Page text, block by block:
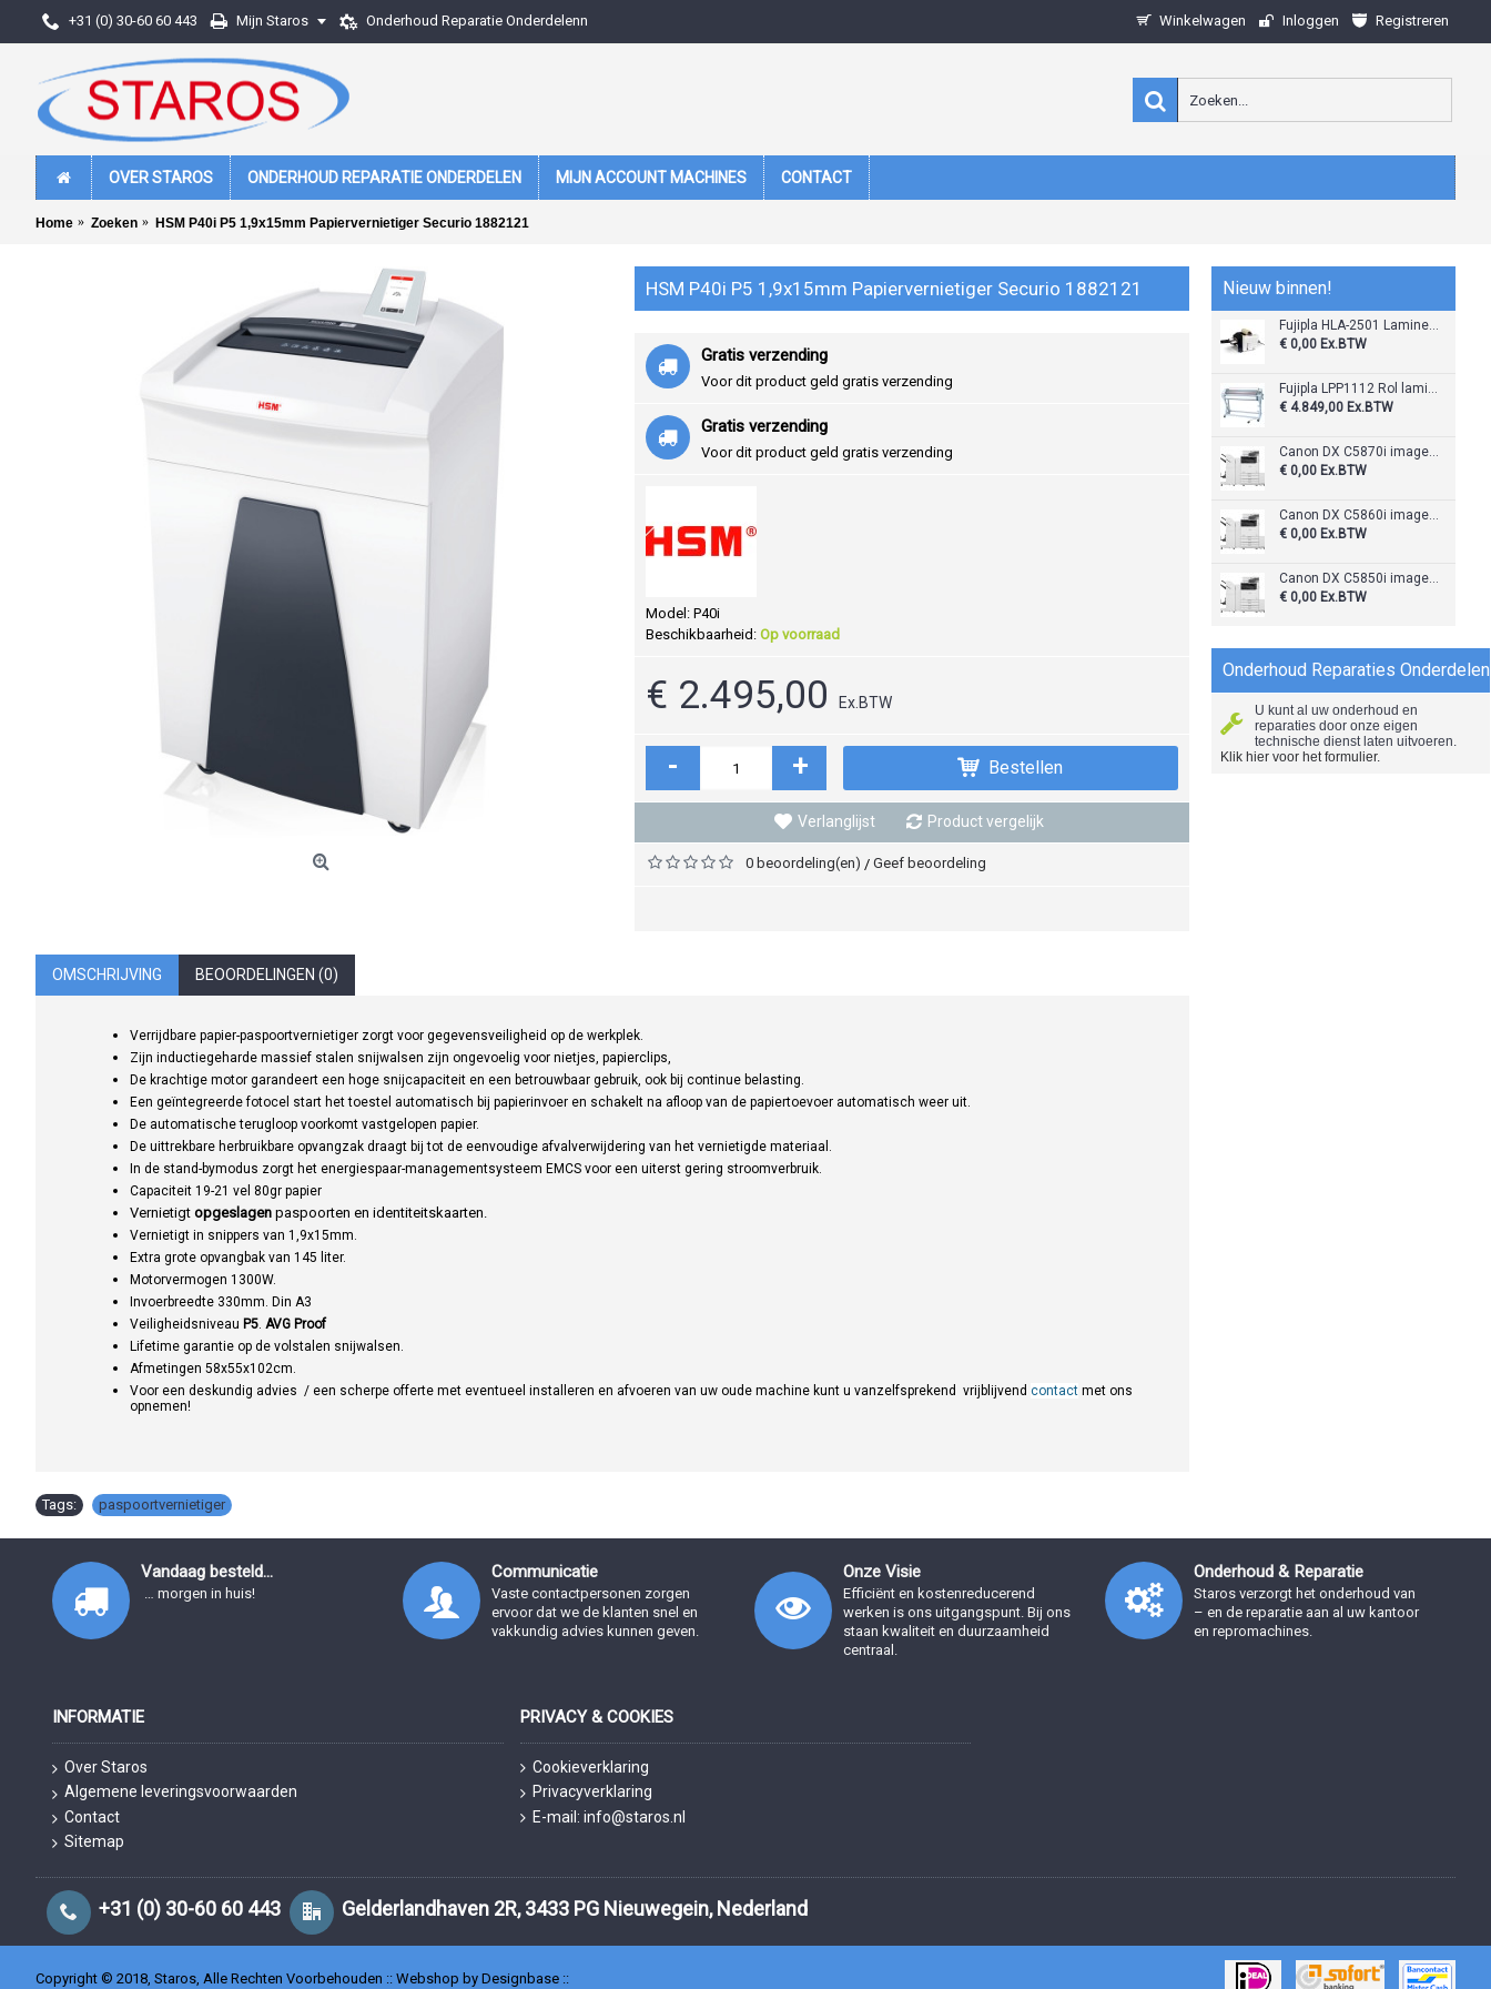
+31 (0) 30-60 60 443 Mijn Staros Onderhoud Reparatie Onderdelenn Winkelwagen Inloggen Registreren
OVER STAROS ONDERHOUD REPARATIE ONDERDELEN MIJN ACCOUNT MACHINES CONTACT
Home Zoeken HSM P40i P5 1,9x15mm Papiervernietiger Securio 1882121
Nieuw binnen!
Fujipla HLA-2501 Lamineermachine
€ 0,00 Ex.BTW
Fujipla LPP1112 Rol laminator
€ 4.849,00 Ex.BTW
Canon DX C5870i imageRunner Advance
€ 0,00 Ex.BTW
Canon DX C5860i imageRunner Advance
€ 0,00 Ex.BTW
Canon DX C5850i imageRunner Advance
€ 0,00 Ex.BTW
Onderhoud Reparaties Onderdelen
U kunt al uw onderhoud en
reparaties door onze eigen
technische dienst laten uitvoeren.
Klik hier voor het formulier.
HSM P40i P5 1,9x15mm Papiervernietiger Securio 1882121
Gratis verzending
Voor dit product geld gratis verzending
Gratis verzending
Voor dit product geld gratis verzending
Model: P40i
Beschikbaarheid: Op voorraad
€ 2.495,00 Ex.BTW
- + Bestellen
Verlanglijst Product vergelijk
0 beoordeling(en) / Geef beoordeling
OMSCHRIJVING BEOORDELINGEN (0)
Verrijdbare papier-paspoortvernietiger zorgt voor gegevensveiligheid op de werkplek.
Zijn inductiegeharde massief stalen snijwalsen zijn ongevoelig voor nietjes, papierclips,
De krachtige motor garandeert een hoge snijcapaciteit en een betrouwbaar gebruik, ook bij continue belasting.
Een geïntegreerde fotocel start het toestel automatisch bij papierinvoer en schakelt na afloop van de papiertoevoer automatisch weer uit.
De automatische terugloop voorkomt vastgelopen papier.
De uittrekbare herbruikbare opvangzak draagt bij tot de eenvoudige afvalverwijdering van het vernietigde materiaal.
In de stand-bymodus zorgt het energiespaar-managementsysteem EMCS voor een uiterst gering stroomverbruik.
Capaciteit 19-21 vel 80gr papier
Vernietigt opgeslagen paspoorten en identiteitskaarten.
Vernietigt in snippers van 1,9x15mm.
Extra grote opvangbak van 145 liter.
Motorvermogen 1300W.
Invoerbreedte 330mm. Din A3
Veiligheidsniveau P5. AVG Proof
Lifetime garantie op de volstalen snijwalsen.
Afmetingen 58x55x102cm.
Voor een deskundig advies / een scherpe offerte met eventueel installeren en afvoeren van uw oude machine kunt u vanzelfsprekend vrijblijvend contact met ons
opnemen!
Tags: paspoortvernietiger
Vandaag besteld...
… morgen in huis!
Communicatie
Vaste contactpersonen zorgen
ervoor dat we de klanten snel en
vakkundig advies kunnen geven.
Onze Visie
Efficiënt en kostenreducerend
werken is ons uitgangspunt. Bij ons
staan kwaliteit en duurzaamheid
centraal.
Onderhoud & Reparatie
Staros verzorgt het onderhoud van
– en de reparatie aan al uw kantoor
en repromachines.
INFORMATIE
Over Staros
Algemene leveringsvoorwaarden
Contact
Sitemap
PRIVACY & COOKIES
Cookieverklaring
Privacyverklaring
E-mail: info@staros.nl
+31 (0) 30-60 60 443 Gelderlandhaven 2R, 3433 PG Nieuwegein, Nederland
Copyright © 2018, Staros, Alle Rechten Voorbehouden :: Webshop by Designbase ::